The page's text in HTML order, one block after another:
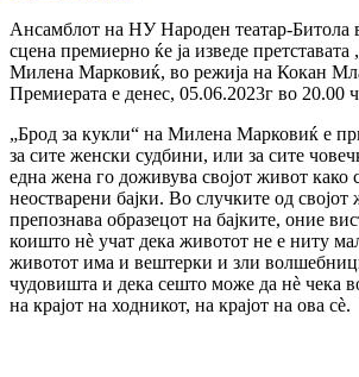
Ансамблот на НУ Народен театар-Битола
сцена премиерно ќе ја изведе претставата
Милена Марковиќ, во режија на Кокан
Премиерата е денес, 05.06.2023г во 20.00
„Брод за кукли“ на Милена Марковиќ е
за сите женски судбини, или за сите
една жена го доживува својот живот како
неостварени бајки. Во случките од својот
препознава образецот на бајките, оние
коишто нѐ учат дека животот не е ниту
животот има и вештерки и зли
чудовишта и дека сешто може да нѐ чека
на крајот на ходникот, на крајот на ова сѐ.